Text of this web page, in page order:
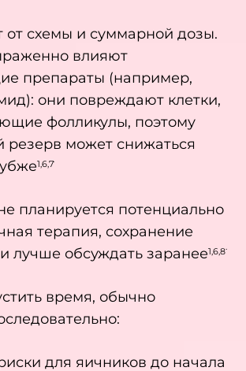
от схемы и суммарной дозы.
влияют
препараты (например,
они повреждают клетки,
фолликулы, поэтому
резерв может снижаться
1,6,7.
планируется потенциально
терапия, сохранение
лучше обсуждать заранее1,6,8.
время, обычно
для яичников до начала